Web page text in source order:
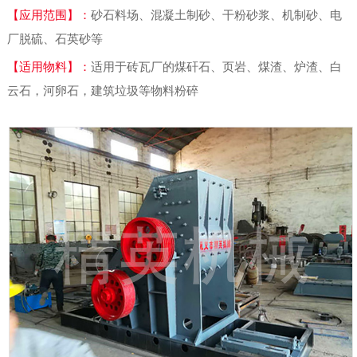
【应用范围】： 砂石料场、混凝土制砂、干粉砂浆、机制砂、电
厂脱硫、石英砂等
【适用物料】： 适用于砖瓦厂的煤矸石、页岩、煤渣、炉渣、白
云石，河卵石，建筑垃圾等物料粉碎